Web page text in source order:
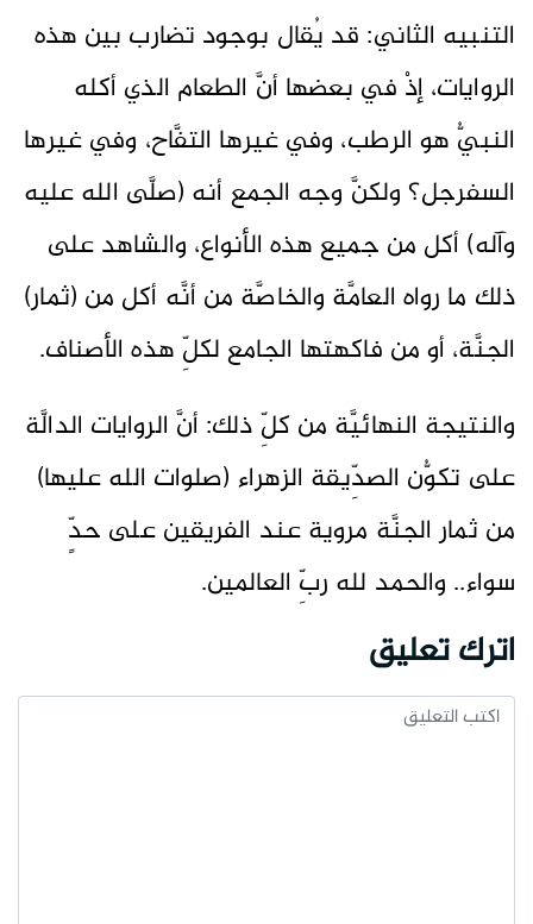
التنبيه الثاني: قد يُقال بوجود تضارب بين هذه
الروايات، إذْ في بعضها أنَّ الطعام الذي أكله
النبيُّ هو الرطب، وفي غيرها التفَّاح، وفي غيرها
السفرجل؟ ولكنَّ وجه الجمع أنه (صلَّى الله عليه
وآله) أكل من جميع هذه الأنواع، والشاهد على
ذلك ما رواه العامَّة والخاصَّة من أنَّه أكل من (ثمار)
الجنَّة، أو من فاكهتها الجامع لكلِّ هذه الأصناف.
والنتيجة النهائيَّة من كلِّ ذلك: أنَّ الروايات الدالَّة
على تكوُّن الصدِّيقة الزهراء (صلوات الله عليها)
من ثمار الجنَّة مروية عند الفريقين على حدٍّ
سواء.. والحمد لله ربِّ العالمين.
اترك تعليق